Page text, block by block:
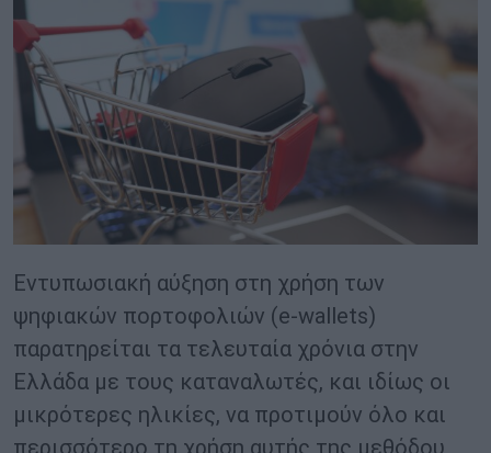
Εντυπωσιακή αύξηση στη χρήση των
ψηφιακών πορτοφολιών (e-wallets)
παρατηρείται τα τελευταία χρόνια στην
Ελλάδα με τους καταναλωτές, και ιδίως οι
μικρότερες ηλικίες, να προτιμούν όλο και